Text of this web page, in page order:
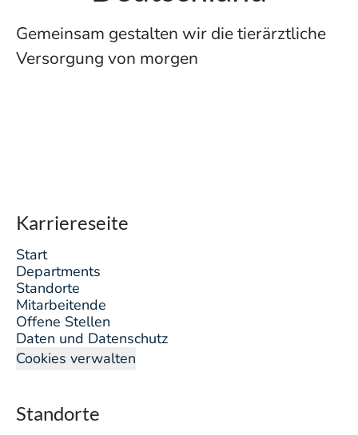
Gemeinsam gestalten wir die tierärztliche
Versorgung von morgen
Karriereseite
Start
Departments
Standorte
Mitarbeitende
Offene Stellen
Daten und Datenschutz
Cookies verwalten
Standorte